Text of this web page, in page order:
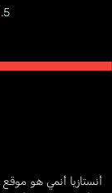
أنستازيا أنمي هو